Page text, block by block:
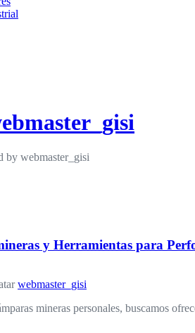
by webmaster_gisi
y Herramientas para
webmaster_gisi
mineras personales, buscamos